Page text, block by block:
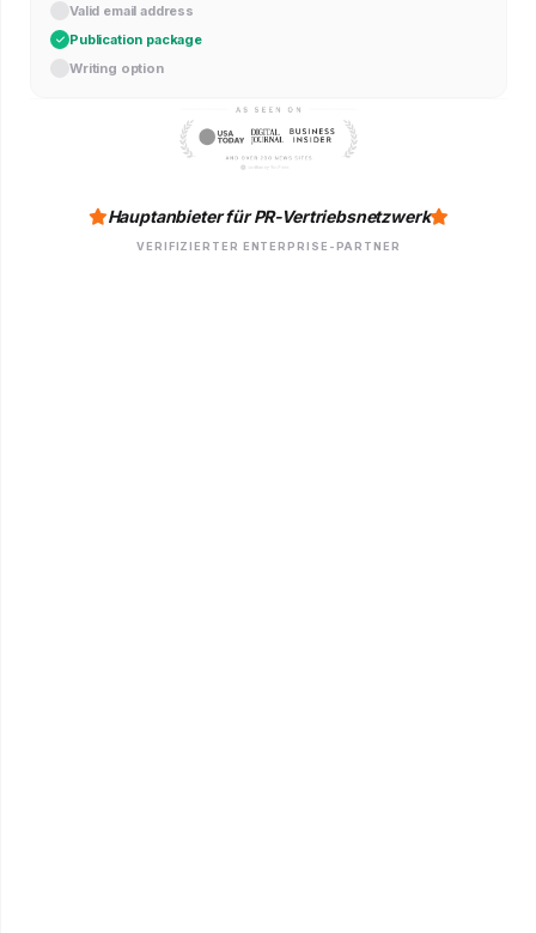
Valid email address
Publication package
Writing option
Hauptanbieter für PR-Vertriebsnetzwerk
VERIFIZIERTER ENTERPRISE-PARTNER